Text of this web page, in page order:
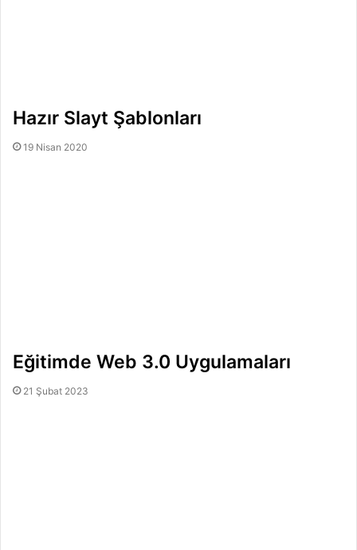
Hazır Slayt Şablonları
19 Nisan 2020
Eğitimde Web 3.0 Uygulamaları
21 Şubat 2023